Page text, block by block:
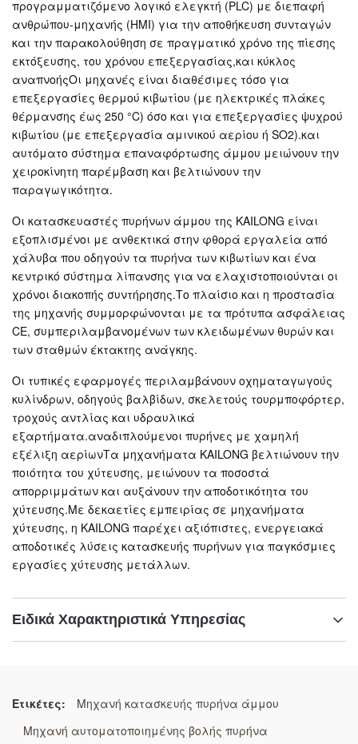
προγραμματιζόμενο λογικό ελεγκτή (PLC) με διεπαφή
ανθρώπου-μηχανής (HMI) για την αποθήκευση συνταγών
και την παρακολούθηση σε πραγματικό χρόνο της πίεσης
εκτόξευσης, του χρόνου επεξεργασίας,και κύκλος
αναπνοήςΟι μηχανές είναι διαθέσιμες τόσο για
επεξεργασίες θερμού κιβωτίου (με ηλεκτρικές πλάκες
θέρμανσης έως 250 °C) όσο και για επεξεργασίες ψυχρού
κιβωτίου (με επεξεργασία αμινικού αερίου ή SO2).και
αυτόματο σύστημα επαναφόρτωσης άμμου μειώνουν την
χειροκίνητη παρέμβαση και βελτιώνουν την
παραγωγικότητα.
Οι κατασκευαστές πυρήνων άμμου της KAILONG είναι
εξοπλισμένοι με ανθεκτικά στην φθορά εργαλεία από
χάλυβα που οδηγούν τα πυρήνα των κιβωτίων και ένα
κεντρικό σύστημα λίπανσης για να ελαχιστοποιούνται οι
χρόνοι διακοπής συντήρησης.Το πλαίσιο και η προστασία
της μηχανής συμμορφώνονται με τα πρότυπα ασφάλειας
CE, συμπεριλαμβανομένων των κλειδωμένων θυρών και
των σταθμών έκτακτης ανάγκης.
Οι τυπικές εφαρμογές περιλαμβάνουν οχηματαγωγούς
κυλίνδρων, οδηγούς βαλβίδων, σκελετούς τουρμποφόρτερ,
τροχούς αντλίας και υδραυλικά
εξαρτήματα.αναδιπλούμενοι πυρήνες με χαμηλή
εξέλιξη αερίωνΤα μηχανήματα KAILONG βελτιώνουν την
ποιότητα του χύτευσης, μειώνουν τα ποσοστά
απορριμμάτων και αυξάνουν την αποδοτικότητα του
χύτευσης.Με δεκαετίες εμπειρίας σε μηχανήματα
χύτευσης, η KAILONG παρέχει αξιόπιστες, ενεργειακά
αποδοτικές λύσεις κατασκευής πυρήνων για παγκόσμιες
εργασίες χύτευσης μετάλλων.
Ειδικά Χαρακτηριστικά Υπηρεσίας
θερμού κιβωτίου
εξοπλισμός για τομόσχευση θερμού κιβωτίου με
Ετικέτες:
Μηχανή κατασκευής πυρήνα άμμου
Μηχανή αυτοματοποιημένης βολής πυρήνα